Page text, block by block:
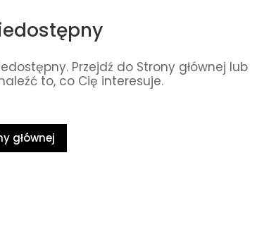
Przejdź do Strony głównej lub
to, co Cię interesuje.
głównej